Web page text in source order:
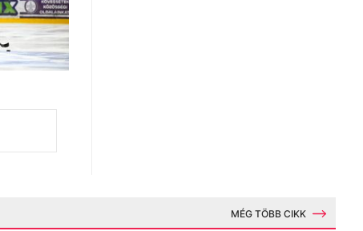
MÉG TÖBB CIKK